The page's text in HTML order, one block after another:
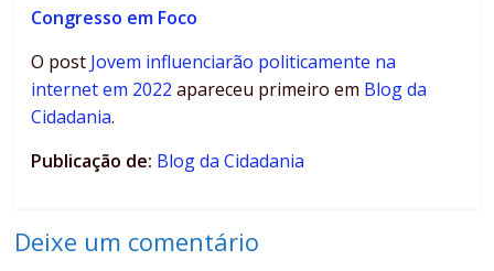
Congresso em Foco
O post Jovem influenciarão politicamente na
internet em 2022 apareceu primeiro em Blog da
Cidadania.
Publicação de: Blog da Cidadania
Deixe um comentário